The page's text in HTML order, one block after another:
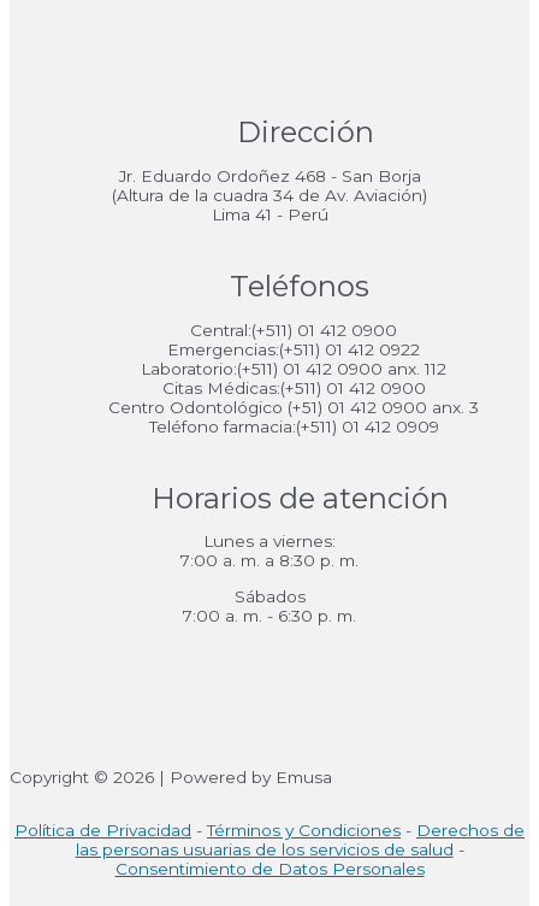
Dirección
Jr. Eduardo Ordoñez 468 - San Borja
(Altura de la cuadra 34 de Av. Aviación)
Lima 41 - Perú
Teléfonos
Central:(+511) 01 412 0900
Emergencias:(+511) 01 412 0922
Laboratorio:(+511) 01 412 0900 anx. 112
Citas Médicas:(+511) 01 412 0900
Centro Odontológico (+51) 01 412 0900 anx. 3
Teléfono farmacia:(+511) 01 412 0909
Horarios de atención
Lunes a viernes:
7:00 a. m. a 8:30 p. m.
Sábados
7:00 a. m. - 6:30 p. m.
Copyright © 2026 | Powered by Emusa
Política de Privacidad -Términos y Condiciones - Derechos de
las personas usuarias de los servicios de salud -
Consentimiento de Datos Personales